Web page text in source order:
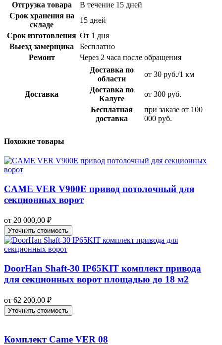
Отгрузка товара
В течение 15 дней
Срок хранения на
складе
15 дней
Срок изготовления От 1 дня
Выезд замерщика
Бесплатно
Ремонт
Через 2 часа после обращения
Доставка
Доставка по
области
от 30 руб./1 км
Доставка по
Калуге
от 300 руб.
Бесплатная
доставка
при заказе от 100
000 руб.
Похожие товары
CAME VER V900E привод потолочный для
секционных ворот
от 20 000,00 ₽
Уточнить стоимость
DoorHan Shaft-30 IP65KIT комплект привода
для секционных ворот площадью до 18 м2
от 62 200,00 ₽
Уточнить стоимость
Комплект Came VER 08